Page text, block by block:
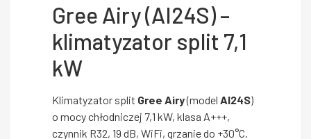
Gree Airy (AI24S) –
klimatyzator split 7,1
kW
Klimatyzator split Gree Airy(model AI24S)
o mocy chłodniczej 7,1 kW, klasa A+++,
czynnik R32, 19 dB, WiFi, grzanie do +30°C.